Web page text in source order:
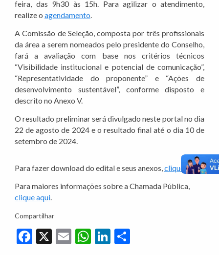
feira, das 9h30 às 15h. Para agilizar o atendimento,
realize o agendamento
A Comissão de Seleção, composta por três profissionais
da área a serem nomeados pelo presidente do Conselho,
fará a avaliação com base nos critérios técnicos
“Visibilidade institucional e potencial de comunicação”,
“Representatividade do proponente” e “Ações de
desenvolvimento sustentável”, conforme disposto e
descrito no Anexo V.
O resultado preliminar será divulgado neste portal no dia
22 de agosto de 2024 e o resultado final até o dia 10 de
setembro de 2024.
Para fazer download do edital e seus anexos, clique aqui.
Para maiores informações sobre a Chamada Pública,
clique aqui
Compartilhar
Facebook
X EmailWhatsApp
LinkedIn